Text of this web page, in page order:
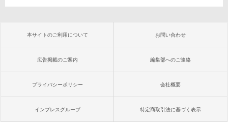
本サイトのご利用について お問い合わせ
広告掲載のご案内 編集部へのご連絡
プライバシーポリシー 会社概要
インプレスグループ 特定商取引法に基づく表示